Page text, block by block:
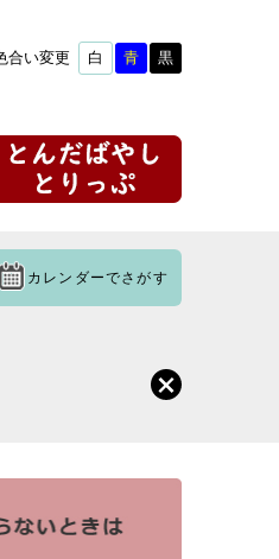
合い変更 白 青 黒
カレンダーでさがす